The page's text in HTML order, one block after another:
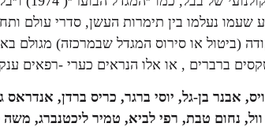
שעמו נעלמו בין תימרות העשן, סדרי עולם
(ביטול או סירוס המגדל שבמרכזה) מגולם
ברברים , או אלו הנראים כערי -רפאים
אבנר בן-גל, יוסי ברגר, כריס ברדן,
נחום טבת, רפי לביא, טמיר ליכטנברג, משה